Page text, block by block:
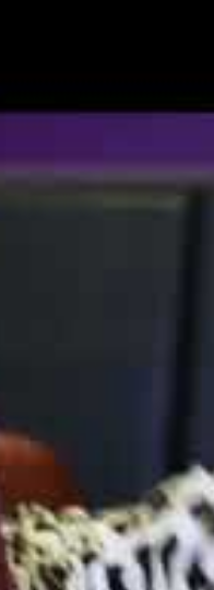
gör vi live påTatueringsmässan